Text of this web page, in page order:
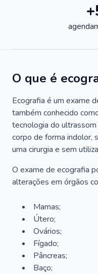
O que é
Ecografia é um exame
também conhecido
tecnologia do
corpo de forma indolor,
uma cirurgia e sem
O exame de ecografia
alterações em órgãos
Mamas;
Útero;
Ovários;
Fígado;
Pâncreas;
Baço;